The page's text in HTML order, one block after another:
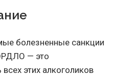
болезненные санкции
— это
этих алкоголиков